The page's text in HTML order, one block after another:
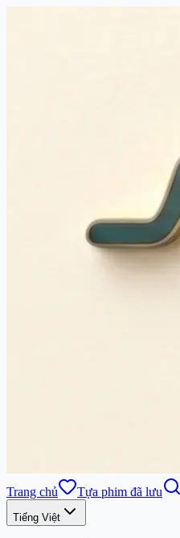
Trang chủ Tựa phim đã lưu
Tiếng Việt